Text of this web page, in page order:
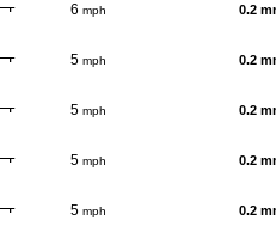
6 mph 0.2
5 mph 0.2
5 mph 0.2
5 mph 0.2
5 mph 0.2